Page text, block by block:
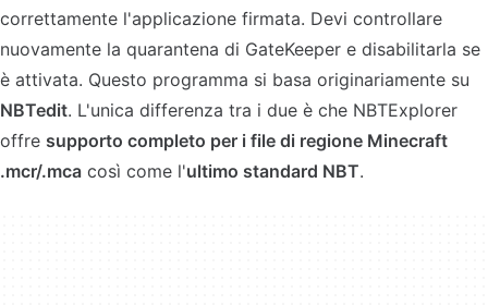
correttamente l'applicazione firmata. Devi controllare
nuovamente la quarantena di GateKeeper e disabilitarla se
è attivata. Questo programma si basa originariamente su
NBTedit. L'unica differenza tra i due è che NBTExplorer
offre supporto completo per i file di regione Minecraft
.mcr/.mca così come l'ultimo standard NBT.